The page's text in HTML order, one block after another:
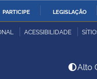
PARTICIPE LEGISLAÇÃO
da Economia
ACESSIBILIDADE
Alto